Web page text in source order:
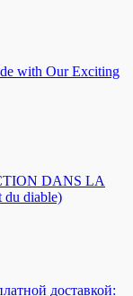
with Our Exciting
DANS LA
diable)
доставкой: